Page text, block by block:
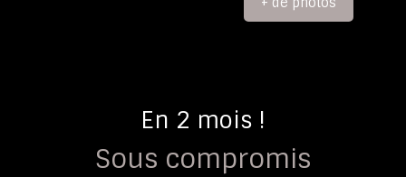
En 2 mois !
Sous compromis